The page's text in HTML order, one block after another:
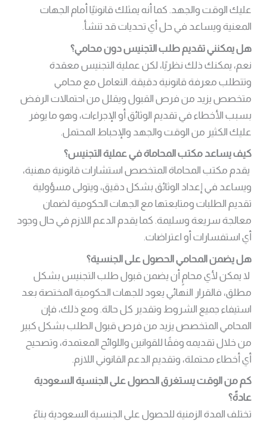
عليك الوقت والجهد. كما أنه يمثلك قانونيًا أمام الجهات
المعنية ويساعد في حل أي تحديات قد تنشأ.
هل يمكنني تقديم طلب التجنيس دون محامي؟
نعم، يمكنك ذلك نظريًا، لكن عملية التجنيس معقدة
وتتطلب معرفة قانونية دقيقة. التعامل مع محامي
متخصص يزيد من فرص القبول ويقلل من احتمالات الرفض
بسبب الأخطاء في تقديم الوثائق أو الإجراءات، وهو ما يوفر
عليك الكثير من الوقت والجهد والإحباط المحتمل.
كيف يساعد مكتب المحاماة في عملية التجنيس؟
يقدم مكتب المحاماة المتخصص استشارات قانونية مهنية،
ويساعد في إعداد الوثائق بشكل دقيق، ويتولى مسؤولية
تقديم الطلبات ومتابعتها مع الجهات الحكومية لضمان
معالجة سريعة وسليمة. كما يقدم الدعم اللازم في حال وجود
أي استفسارات أو اعتراضات.
هل يضمن المحامي الحصول على الجنسية؟
لا يمكن لأي محامٍ أن يضمن قبول طلب التجنيس بشكل
مطلق، فالقرار النهائي يعود للجهات الحكومية المختصة بعد
استيفاء جميع الشروط وتقدير كل حالة. ومع ذلك، فإن
المحامي المتخصص يزيد من فرص قبول الطلب بشكل كبير
من خلال تقديمه وفقًا للقوانين واللوائح المعتمدة، وتصحيح
أي أخطاء محتملة، وتقديم الدعم القانوني اللازم.
كم من الوقت يستغرق الحصول على الجنسية السعودية
عادةً؟
تختلف المدة الزمنية للحصول على الجنسية السعودية بناءً